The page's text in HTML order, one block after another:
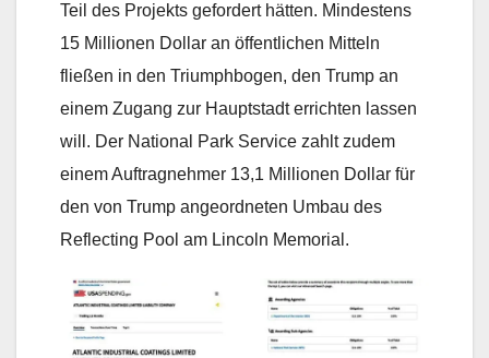
Teil des Projekts gefordert hätten. Mindestens
15 Millionen Dollar an öffentlichen Mitteln
fließen in den Triumphbogen, den Trump an
einem Zugang zur Hauptstadt errichten lassen
will. Der National Park Service zahlt zudem
einem Auftragnehmer 13,1 Millionen Dollar für
den von Trump angeordneten Umbau des
Reflecting Pool am Lincoln Memorial.